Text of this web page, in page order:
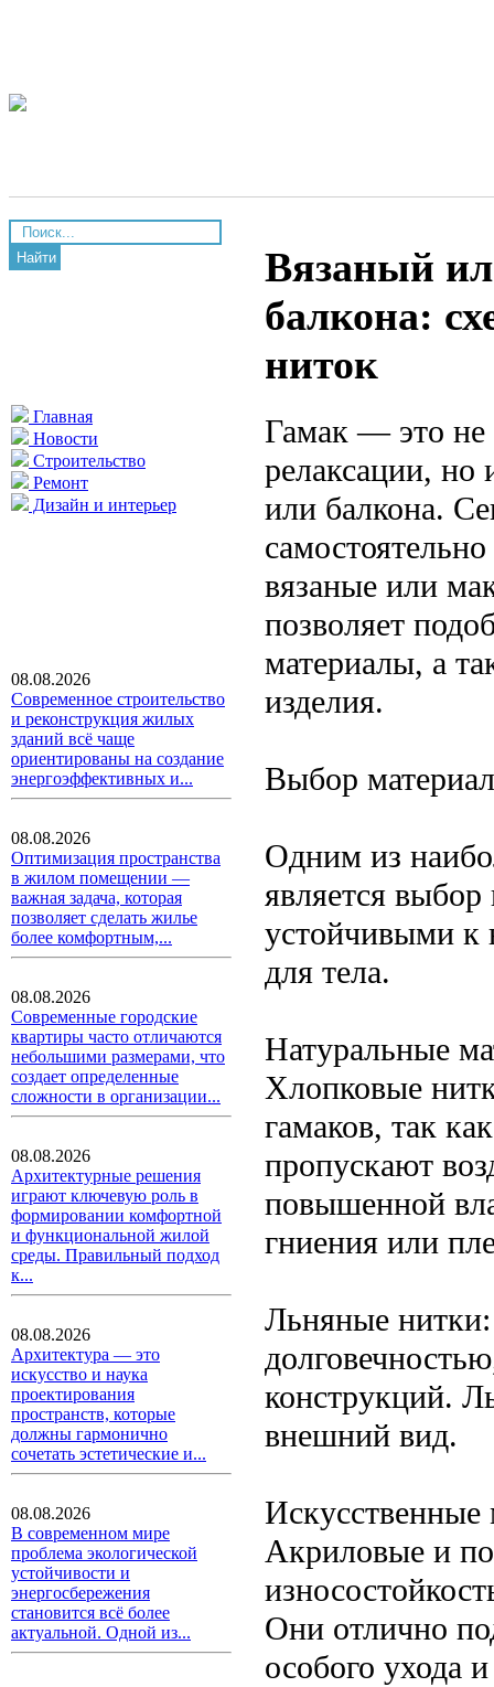
Найти
Главная
Новости
Строительство
Ремонт
Дизайн и интерьер
08.08.2026
Современное строительство
и реконструкция жилых
зданий всё чаще
ориентированы на создание
энергоэффективных и...
08.08.2026
Оптимизация пространства
в жилом помещении —
важная задача, которая
позволяет сделать жилье
более комфортным,...
08.08.2026
Современные городские
квартиры часто отличаются
небольшими размерами, что
создает определенные
сложности в организации...
08.08.2026
Архитектурные решения
играют ключевую роль в
формировании комфортной
и функциональной жилой
среды. Правильный подход
к...
08.08.2026
Архитектура — это
искусство и наука
проектирования
пространств, которые
должны гармонично
сочетать эстетические и...
08.08.2026
В современном мире
проблема экологической
устойчивости и
энергосбережения
становится всё более
актуальной. Одной из...
Вязаный
балкона:
ниток
Гамак — это не
релаксации, но
или балкона.
вязаные или
позволяет
материалы, а
изделия.
Выбор
Одним из
является
устойчивыми к
для тела.
Натуральные
Хлопковые
гамаков, так
пропускают
повышенной
гниения или
Льняные
конструкций.
внешний вид.
Искусственные
Акриловые и
Они отлично
особого ухода